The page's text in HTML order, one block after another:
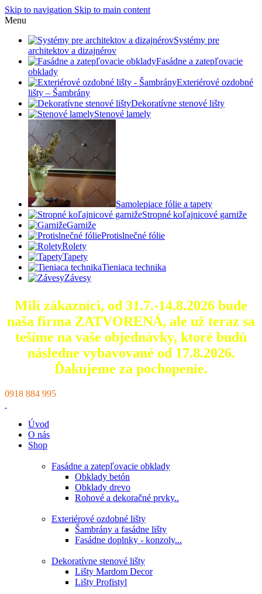
Skip to navigation Skip to main content
Menu
Systémy pre
architektov a dizajnérov
Fasádne a zatepľovacie
obklady
Exteriérové ozdobné
lišty – Šambrány
Dekoratívne stenové lišty
Stenové lamely
Samolepiace fólie a tapety
Stropné koľajnicové garniže
Garniže
Protislnečné fólie
Rolety
Tapety
Tieniaca technika
Závesy
Milí zákazníci, od 31.7.-14.8.2026 bude
naša firma ZATVORENÁ, ale už teraz sa
tešíme na vaše objednávky, ktoré budú
následne vybavované od 17.8.2026.
Ďakujeme za pochopenie.
0918 884 995
Úvod
O nás
Shop
Fasádne a zatepľovacie obklady
Obklady betón
Obklady drevo
Rohové a dekoračné prvky..
Exteriérové ozdobné lišty
Šambrány a fasádne lišty
Fasádne doplnky - konzoly...
Dekoratívne stenové lišty
Lišty Mardom Decor
Lišty Profistyl